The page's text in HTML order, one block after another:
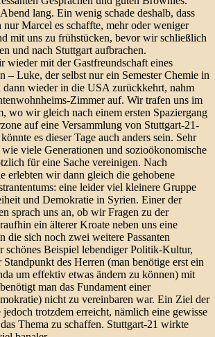
lang. Ein wenig schade deshalb, dass
nur Marcel es schaffte, mehr oder weniger
mit uns zu frühstücken, bevor wir schließlich
und nach Stuttgart aufbrachen.
wieder mit der Gastfreundschaft eines
– Luke, der selbst nur ein Semester Chemie in
dann wieder in die USA zurückkehrt, nahm
Zimmer auf. Wir trafen uns im
wo wir gleich nach einem ersten Spaziergang
auf eine Versammlung von Stuttgart-21-
es dieser Tage auch anders sein. Sehr
wie viele Generationen und sozioökonomische
für eine Sache vereinigen. Nach
erlebten wir dann gleich die gehobene
eine leider viel kleinere Gruppe
und Demokratie in Syrien. Einer der
sprach uns an, ob wir Fragen zu der
ein älterer Kroate neben uns eine
die sich noch zwei weitere Passanten
schönes Beispiel lebendiger Politik-Kultur,
des Herren (man benötige erst ein
um effektiv etwas ändern zu können) mit
man das Fundament einer
nicht zu vereinbaren war. Ein Ziel der
trotzdem erreicht, nämlich eine gewisse
Thema zu schaffen. Stuttgart-21 wirkte